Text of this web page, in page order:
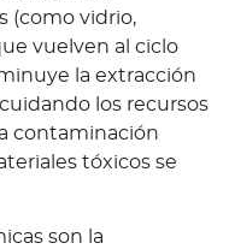
(como vidrio,
vuelven al ciclo
la extracción
los recursos
contaminación
tóxicos se
son la